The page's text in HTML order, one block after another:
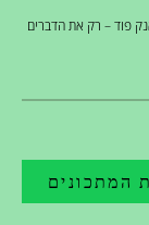
פוד – רק את הדברים
המתכונים